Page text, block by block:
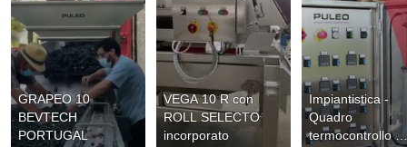
GRAPEO 10
BEVTECH
PORTUGAL
VEGA 10 R con
ROLL SELECTO
incorporato
Impiantistica -
Quadro
termocontrollo